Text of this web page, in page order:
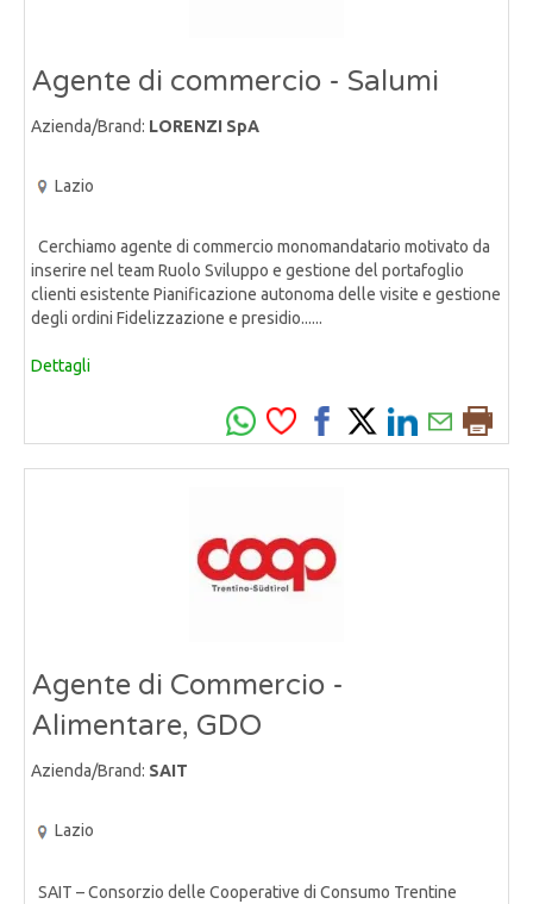
Agente di commercio - Salumi
Azienda/Brand: LORENZI SpA
Lazio
Cerchiamo agente di commercio monomandatario motivato da
inserire nel team Ruolo Sviluppo e gestione del portafoglio
clienti esistente Pianificazione autonoma delle visite e gestione
degli ordini Fidelizzazione e presidio......
Dettagli
Agente di Commercio -
Alimentare, GDO
Azienda/Brand: SAIT
Lazio
SAIT – Consorzio delle Cooperative di Consumo Trentine